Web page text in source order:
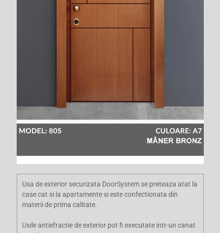
Usa de exterior securizata DoorSystem se preteaza atat la
case cat si la apartamente si este confectionata din
materii de prima calitate.
Usile antiefractie de exterior pot fi executate intr-un canat